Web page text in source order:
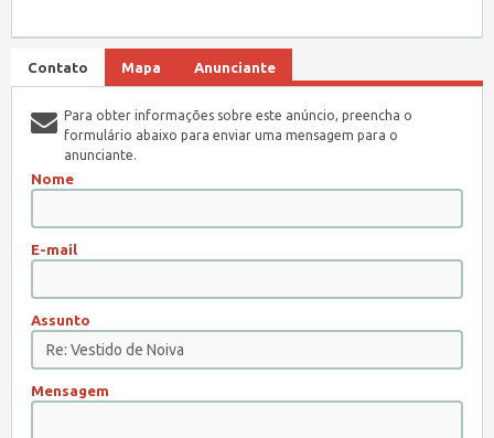
Contato Mapa Anunciante
Para obter informações sobre este anúncio, preencha o
formulário abaixo para enviar uma mensagem para o
anunciante.
Nome
E-mail
Assunto
Mensagem